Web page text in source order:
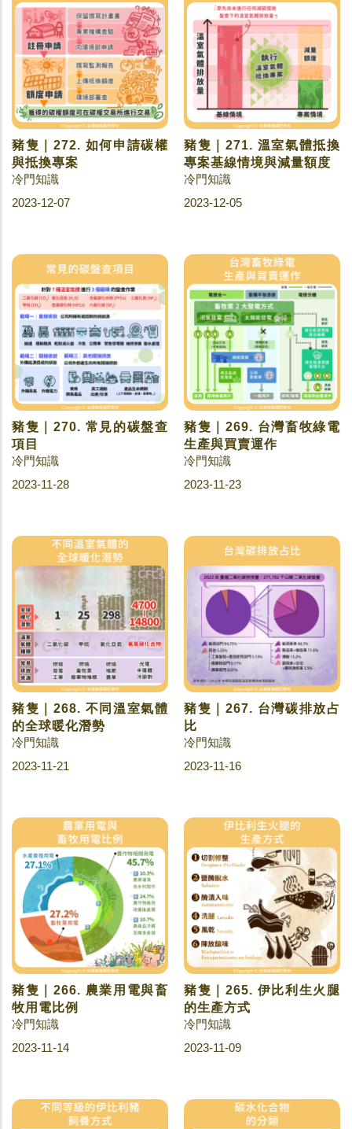
豬隻｜272. 如何申請碳權
與抵換專案
冷門知識
2023-12-07
豬隻｜271. 溫室氣體抵換
專案基線情境與減量額度
冷門知識
2023-12-05
豬隻｜270. 常見的碳盤查
項目
冷門知識
2023-11-28
豬隻｜269. 台灣畜牧綠電
生產與買賣運作
冷門知識
2023-11-23
豬隻｜268. 不同溫室氣體
的全球暖化潛勢
冷門知識
2023-11-21
豬隻｜267. 台灣碳排放占
比
冷門知識
2023-11-16
豬隻｜266. 農業用電與畜
牧用電比例
冷門知識
2023-11-14
豬隻｜265. 伊比利生火腿
的生產方式
冷門知識
2023-11-09